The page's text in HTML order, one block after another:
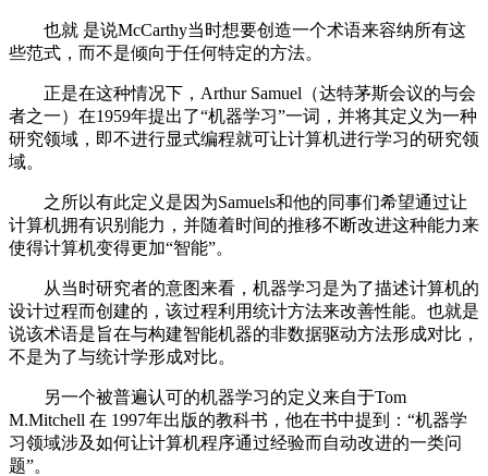
也就 是说McCarthy当时想要创造一个术语来容纳所有这
些范式，而不是倾向于任何特定的方法。
正是在这种情况下，Arthur Samuel（达特茅斯会议的与会
者之一）在1959年提出了“机器学习”一词，并将其定义为一种
研究领域，即不进行显式编程就可让计算机进行学习的研究领
域。
之所以有此定义是因为Samuels和他的同事们希望通过让
计算机拥有识别能力，并随着时间的推移不断改进这种能力来
使得计算机变得更加“智能”。
从当时研究者的意图来看，机器学习是为了描述计算机的
设计过程而创建的，该过程利用统计方法来改善性能。也就是
说该术语是旨在与构建智能机器的非数据驱动方法形成对比，
不是为了与统计学形成对比。
另一个被普遍认可的机器学习的定义来自于Tom
M.Mitchell 在 1997年出版的教科书，他在书中提到：“机器学
习领域涉及如何让计算机程序通过经验而自动改进的一类问
题”。